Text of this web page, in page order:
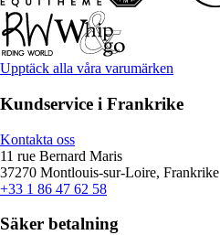
Upptäck alla våra varumärken
Kundservice i Frankrike
Kontakta oss
11 rue Bernard Maris
37270 Montlouis-sur-Loire, Frankrike
+33 1 86 47 62 58
Säker betalning